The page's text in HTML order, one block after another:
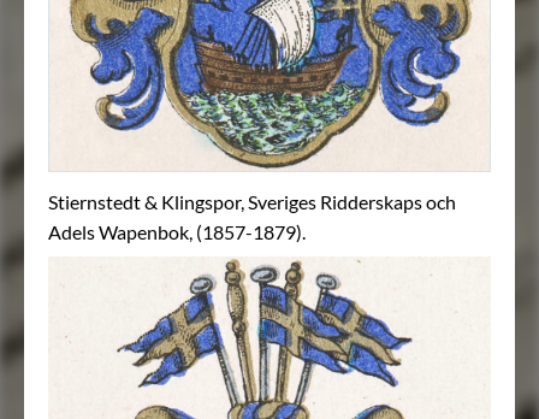
Stiernstedt & Klingspor, Sveriges Ridderskaps och
Adels Wapenbok, (1857-1879).